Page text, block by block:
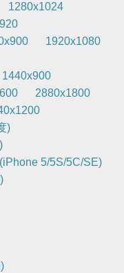
1280x1024
1920x1080
1440x900
2880x1800
)
5/5S/5C/SE)